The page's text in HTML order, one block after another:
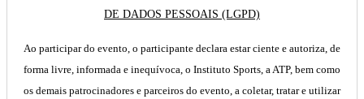
DE DADOS PESSOAIS (LGPD)
Ao participar do evento, o participante declara estar ciente e autoriza, de
forma livre, informada e inequívoca, o Instituto Sports, a ATP, bem como
os demais patrocinadores e parceiros do evento, a coletar, tratar e utilizar